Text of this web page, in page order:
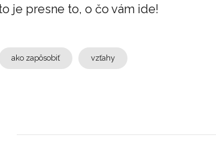
je presne to, o čo vám ide!
ako zapôsobiť vzťahy